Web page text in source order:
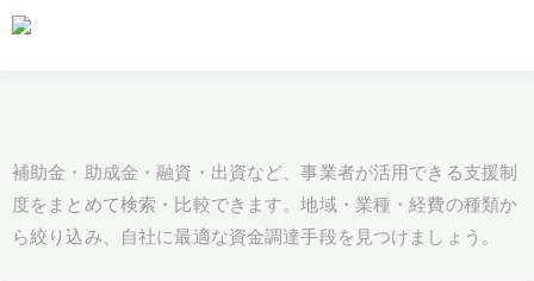
補助金・助成金・融資・出資など、事業者が活用できる支援制
度をまとめて検索・比較できます。地域・業種・経費の種類か
ら絞り込み、自社に最適な資金調達手段を見つけましょう。